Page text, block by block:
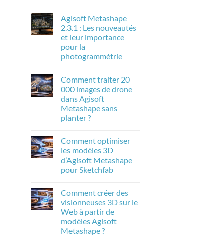
sur
Comment
la
mise
l’échelle
de
les
textures
de
la
photogrammétrie
dans
Agisoft
Metashape
Agisoft Metashape
2.3.1 : Les nouveautés
et leur importance
pour la
photogrammétrie
sur
Agisoft
Metashape
2.3.1
Les
nouveautés
importance
pour
la
photogrammétrie
Comment traiter 20
000 images de drone
dans Agisoft
Metashape sans
planter ?
sur
Comment
traiter
20
images
dans
Agisoft
Metashape
sans
planter
?
Comment optimiser
les modèles 3D
d’Agisoft Metashape
pour Sketchfab
sur
Comment
optimiser
les
modèles
3D
d’Agisoft
Comment créer des
visionneuses 3D sur le
Web à partir de
modèles Agisoft
Metashape ?